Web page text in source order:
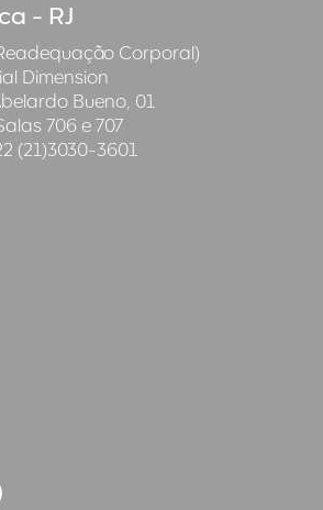
- RJ
Corporal)
Dimension
Bueno, 01
706 e 707
(21)3030-3601